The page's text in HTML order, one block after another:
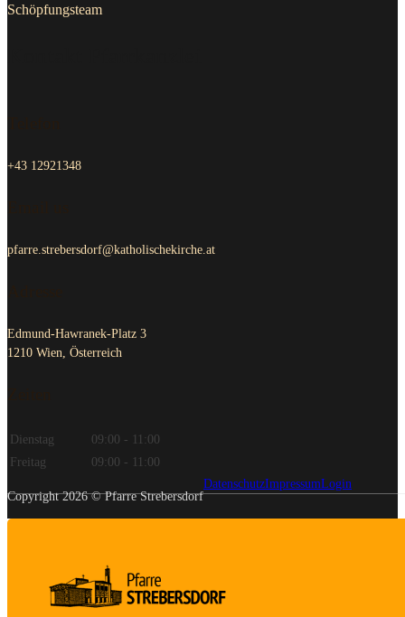
Schöpfungsteam
+43 12921348
pfarre.strebersdorf@katholischekirche.at
Edmund-Hawranek-Platz 3
1210 Wien, Österreich
Dienstag
09:00 - 11:00
Freitag
09:00 - 11:00
Copyright 2026 © Pfarre Strebersdorf
DatenschutzImpressumLogin